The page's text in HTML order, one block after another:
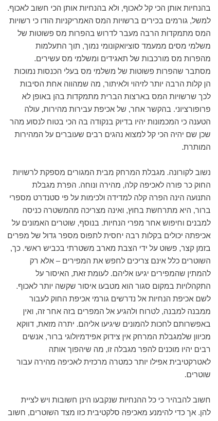
בהנחיות אותן הכי קל לאכוף, ולא בהנחיות אותן הכי חשוב לאכוף.
למשל, גורמים בכירים ברשויות המס האמריקניות הודו כי רשויות
המס מתמקדות הרבה מעבר לדרוש בהפרות מס פשוטות של
משלמי מסים ממעמד סוציואקונומי נמוך, תוך התעלמות
מהפרות מס מורכבות של תאגידים ומשלמי מס עשירים.
מסתבר שהפרות פשוטות של משלמי מס בעלי הכנסות נמוכות
הן קלות הרבה יותר לזיהוי ולאיתור, מה שמהווה אחת הסיבות
לכך שרשויות המס בארצות הברית מתמקדות בהן באופן לא
פרופורציוני. בהקשר אחר, של אכיפת עבירות מהירות, עולה
הטענה כי המכמונות יהיו בדיוק בנקודה בה הכי בטוח לנסוע מהר
שכן שם יהיה הכי קל למצוא נהגים רבים שעוברים על המהירות
המותרת.
נשוב לקורונה. מגבלת המרחק מבית המגורים מספקת לרשויות
החוק כר פורה לאכיפה קלה, מהירה ונוחה. הפרת מגבלת
התנועה הינה הפרה קלה למדידה ולכימות על פי סטנדרט מספרי
ברור, היא מתרחשת בחוץ, ואינה מצריכה מהמשטרה כניסה
למבנים וחיפוש אחר מפרי הנחיות. בנוסף, שוטרים האמונים על
אכיפתה יכולים בקלות רבה יחסית לתפוס מספר גדול של מפרים
בזמן קצר, פשוט על ידי הצבת מארב משטרתי בכביש ראשי. כך,
השוטרים כלל אינם צריכים לחפש את המפירים – אלא רק
להמתין שהמפירים יגיעו אליהם. לעומת זאת, האיסור על
התקהלויות במקום סגור הוא מטבעו איסור שקשה יותר לאכוף.
לשם אכיפת הנחיות אל נדרשים גורמי אכיפת החוק לעבור
ממבנה למבנה, לטרוח ולהגיע אל המפרים בזה אחר זה, ואין
באפשרותם לחכות להמונים שיגיעו אליהם. יתרה מזאת, דווקא
מכיוון שלמגבלת המרחק אין צידוק אפידמיולוגי ברור, אנשים
רבים יהיו מוכנים להפר מגבלה זו, מה שיהפוך אותה
לאטרקטיבית אפילו יותר כמטרה מרכזית לאכיפה מהירה עבור
שוטרים.
חשוב להבהיר כי כל ההנחיות שנקבעו הינן חשובות ויש לציית
להן. אך כדי להימנע מאכיפה סלקטיבית כזו מצד השוטרים, חשוב